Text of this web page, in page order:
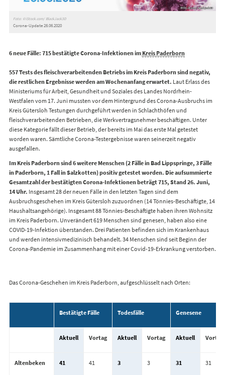
Foto: ©iStock.com/ BlackJack3D
Corona-Update 26.06.2020
6 neue Fälle: 715 bestätigte Corona-Infektionen im Kreis Paderborn
557 Tests des fleischverarbeitenden Betriebs im Kreis Paderborn sind negativ,
die restlichen Ergebnisse werden am Wochenanfang erwartet. Laut Erlass des
Ministeriums für Arbeit, Gesundheit und Soziales des Landes Nordrhein-
Westfalen vom 17. Juni mussten vor dem Hintergrund des Corona-Ausbruchs im
Kreis Gütersloh Testungen durchgeführt werden in Schlachthöfen und
fleischverarbeitenden Betrieben, die Werkvertragsnehmer beschäftigen. Unter
diese Kategorie fällt dieser Betrieb, der bereits im Mai das erste Mal getestet
worden waren. Sämtliche Corona-Testergebnisse waren seinerzeit negativ
ausgefallen.
Im Kreis Paderborn sind 6 weitere Menschen (2 Fälle in Bad Lippspringe, 3 Fälle
in Paderborn, 1 Fall in Salzkotten) positiv getestet worden. Die aufsummierte
Gesamtzahl der bestätigten Corona-Infektionen beträgt 715, Stand 26. Juni,
14 Uhr. Insgesamt 28 der neuen Fälle in den letzten Tagen sind dem
Ausbruchsgeschehen im Kreis Gütersloh zuzuordnen (14 Tönnies-Beschäftigte, 14
Haushaltsangehörige). Insgesamt 88 Tönnies-Beschäftigte haben ihren Wohnsitz
im Kreis Paderborn. Unverändert 619 Menschen sind genesen, haben also eine
COVID-19-Infektion überstanden. Drei Patienten befinden sich im Krankenhaus
und werden intensivmedizinisch behandelt. 34 Menschen sind seit Beginn der
Corona-Pandemie im Zusammenhang mit einer Covid-19-Erkrankung verstorben.
Das Corona-Geschehen im Kreis Paderborn, aufgeschlüsselt nach Orten:
Bestätigte Fälle Todesfälle Genesene
Aktuell Vortag Aktuell Vortag Aktuell Vortag
Altenbeken 41 41 3 3 31 31